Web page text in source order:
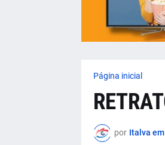
Página inicial
por Italva